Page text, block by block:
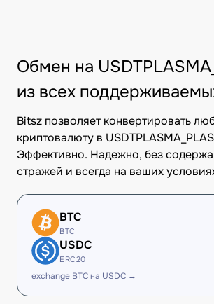
Обмен на
из всех
Bitsz позволяет конвертировать
криптовалюту в
Эффективно. Надежно, без
стражей и всегда на ваших
BTC
BTC
USDC
ERC20
exchange BTC на USDC →